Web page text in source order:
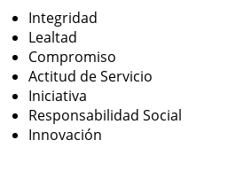
Integridad
Lealtad
Compromiso
Actitud de Servicio
Iniciativa
Responsabilidad Social
Innovación